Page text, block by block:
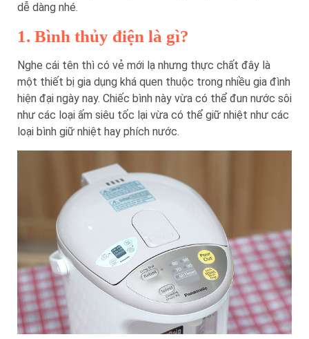
dễ dàng nhé.
1. Bình thủy điện là gì?
Nghe cái tên thì có vẻ mới lạ nhưng thực chất đây là
một thiết bị gia dụng khá quen thuộc trong nhiều gia đình
hiện đại ngày nay. Chiếc bình này vừa có thể đun nước sôi
như các loại ấm siêu tốc lại vừa có thể giữ nhiệt như các
loại bình giữ nhiệt hay phích nước.